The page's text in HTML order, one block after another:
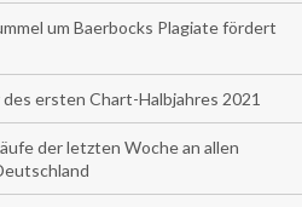
um Baerbocks Plagiate fördert
ersten Chart-Halbjahres 2021
der letzten Woche an allen